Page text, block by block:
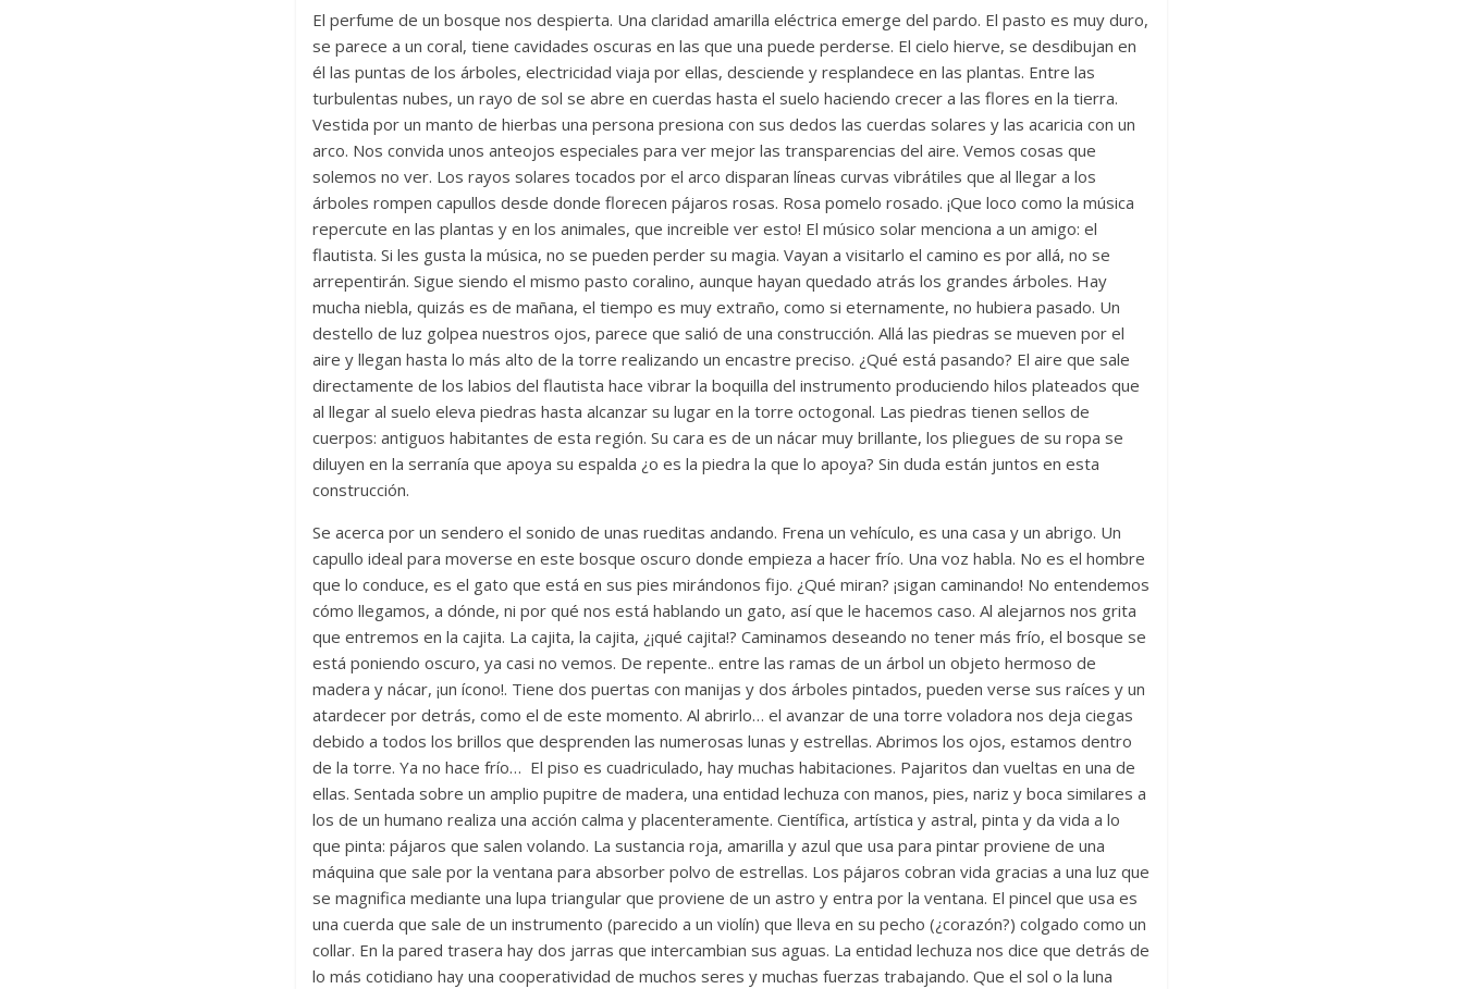
El perfume de un bosque nos despierta. Una claridad amarilla eléctrica emerge del pardo. El pasto es muy duro,
se parece a un coral, tiene cavidades oscuras en las que una puede perderse. El cielo hierve, se desdibujan en
él las puntas de los árboles, electricidad viaja por ellas, desciende y resplandece en las plantas. Entre las
turbulentas nubes, un rayo de sol se abre en cuerdas hasta el suelo haciendo crecer a las flores en la tierra.
Vestida por un manto de hierbas una persona presiona con sus dedos las cuerdas solares y las acaricia con un
arco. Nos convida unos anteojos especiales para ver mejor las transparencias del aire. Vemos cosas que
solemos no ver. Los rayos solares tocados por el arco disparan líneas curvas vibrátiles que al llegar a los
árboles rompen capullos desde donde florecen pájaros rosas. Rosa pomelo rosado. ¡Que loco como la música
repercute en las plantas y en los animales, que increible ver esto! El músico solar menciona a un amigo: el
flautista. Si les gusta la música, no se pueden perder su magia. Vayan a visitarlo el camino es por allá, no se
arrepentirán. Sigue siendo el mismo pasto coralino, aunque hayan quedado atrás los grandes árboles. Hay
mucha niebla, quizás es de mañana, el tiempo es muy extraño, como si eternamente, no hubiera pasado. Un
destello de luz golpea nuestros ojos, parece que salió de una construcción. Allá las piedras se mueven por el
aire y llegan hasta lo más alto de la torre realizando un encastre preciso. ¿Qué está pasando? El aire que sale
directamente de los labios del flautista hace vibrar la boquilla del instrumento produciendo hilos plateados que
al llegar al suelo eleva piedras hasta alcanzar su lugar en la torre octogonal. Las piedras tienen sellos de
cuerpos: antiguos habitantes de esta región. Su cara es de un nácar muy brillante, los pliegues de su ropa se
diluyen en la serranía que apoya su espalda ¿o es la piedra la que lo apoya? Sin duda están juntos en esta
construcción.
Se acerca por un sendero el sonido de unas rueditas andando. Frena un vehículo, es una casa y un abrigo. Un
capullo ideal para moverse en este bosque oscuro donde empieza a hacer frío. Una voz habla. No es el hombre
que lo conduce, es el gato que está en sus pies mirándonos fijo. ¿Qué miran? ¡sigan caminando! No entendemos
cómo llegamos, a dónde, ni por qué nos está hablando un gato, así que le hacemos caso. Al alejarnos nos grita
que entremos en la cajita. La cajita, la cajita, ¿¡qué cajita!? Caminamos deseando no tener más frío, el bosque se
está poniendo oscuro, ya casi no vemos. De repente.. entre las ramas de un árbol un objeto hermoso de
madera y nácar, ¡un ícono!. Tiene dos puertas con manijas y dos árboles pintados, pueden verse sus raíces y un
atardecer por detrás, como el de este momento. Al abrirlo… el avanzar de una torre voladora nos deja ciegas
debido a todos los brillos que desprenden las numerosas lunas y estrellas. Abrimos los ojos, estamos dentro
de la torre. Ya no hace frío… El piso es cuadriculado, hay muchas habitaciones. Pajaritos dan vueltas en una de
ellas. Sentada sobre un amplio pupitre de madera, una entidad lechuza con manos, pies, nariz y boca similares a
los de un humano realiza una acción calma y placenteramente. Científica, artística y astral, pinta y da vida a lo
que pinta: pájaros que salen volando. La sustancia roja, amarilla y azul que usa para pintar proviene de una
máquina que sale por la ventana para absorber polvo de estrellas. Los pájaros cobran vida gracias a una luz que
se magnifica mediante una lupa triangular que proviene de un astro y entra por la ventana. El pincel que usa es
una cuerda que sale de un instrumento (parecido a un violín) que lleva en su pecho (¿corazón?) colgado como un
collar. En la pared trasera hay dos jarras que intercambian sus aguas. La entidad lechuza nos dice que detrás de
lo más cotidiano hay una cooperatividad de muchos seres y muchas fuerzas trabajando. Que el sol o la luna